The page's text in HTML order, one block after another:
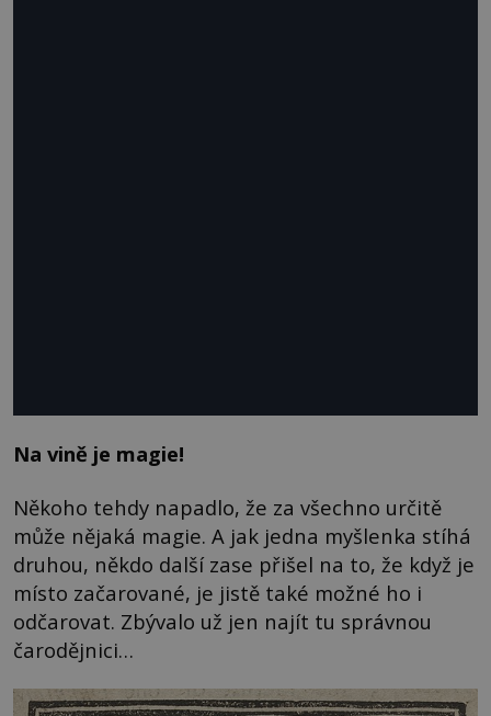
Na vině je magie!
Někoho tehdy napadlo, že za všechno určitě
může nějaká magie. A jak jedna myšlenka stíhá
druhou, někdo další zase přišel na to, že když je
místo začarované, je jistě také možné ho i
odčarovat. Zbývalo už jen najít tu správnou
čarodějnici…